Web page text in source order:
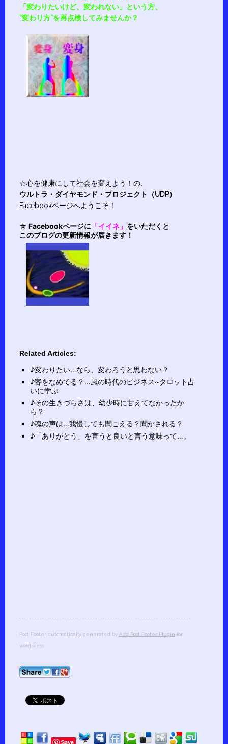
「変わりたいけど、変われない」という方、
”変わり方”を再点検してみませんか？
☆心を健康にして社会を変えよう！の、
ウルトラ・ダイヤモンド・プロジェクト（UDP）
Facebookページへようこそ！
☆ Facebookページに 「イイネ」 をいただくと
このブログの更新情報が届きます！
Related Articles:
♪変わりたい…なら、変わろうと思わない？
♪客をなめてる？…風の時代のビジネス~タロット占
いに学ぶ
♪その生きづらさは、幼少時に甘えてなかったか
ら？
♪魂の声は…我慢しても聞こえる？聞かされる？
♪「ありがとう」を言うと良いと言う意味って…。
Post Footer automatically generated by Add Post Footer Plugin for
wordpress.
Save